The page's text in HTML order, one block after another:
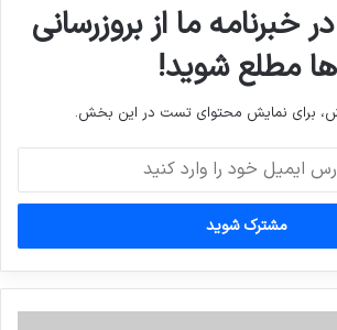
خبرنامه ما از بروزرسانی
ها مطلع شوید!
برای نمایش محتوای تست در این بخش.